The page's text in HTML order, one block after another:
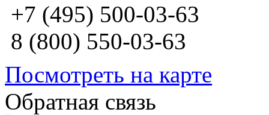
+7 (495) 500-03-63
8 (800) 550-03-63
Посмотреть на карте
Обратная связь